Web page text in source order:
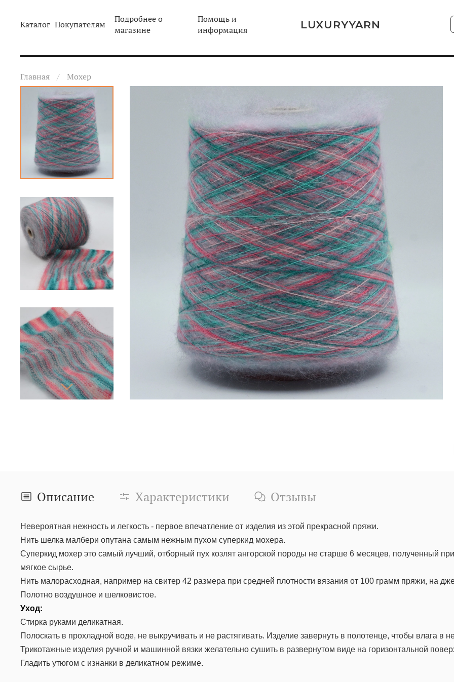
LUXURYYARN
Каталог Покупателям
Подробнее о
магазине
Помощь и
информация
Главная
Мохер
Описание Характеристики Отзывы
Невероятная нежность и легкость - первое впечатление от изделия из этой прекрасной пряжи.
Нить шелка малбери опутана самым нежным пухом суперкид мохера.
Суперкид мохер это самый лучший, отборный пух козлят ангорской породы не старше 6 месяцев, полученный
мягкое сырье.
Нить малорасходная, например на свитер 42 размера при средней плотности вязания от 100 грамм пряжи, на
Полотно воздушное и шелковистое.
Уход:
Стирка руками деликатная.
Полоскать в прохладной воде, не выкручивать и не растягивать. Изделие завернуть в полотенце, чтобы влага в
Трикотажные изделия ручной и машинной вязки желательно сушить в развернутом виде на горизонтальной
Гладить утюгом с изнанки в деликатном режиме.